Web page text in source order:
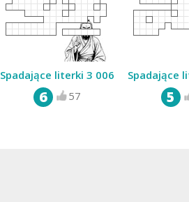
Spadające literki 3 006
6 57
Spadające
5